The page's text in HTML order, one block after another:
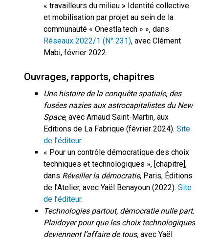
« travailleurs du milieu » Identité collective
et mobilisation par projet au sein de la
communauté « Onestla.tech » », dans
Réseaux 2022/1 (N° 231), avec Clément
Mabi, février 2022.
Ouvrages, rapports, chapitres
Une histoire de la conquête spatiale, des
fusées nazies aux astrocapitalistes du New
Space, avec Arnaud Saint-Martin, aux
Editions de La Fabrique (février 2024). Site
de l’éditeur.
« Pour un contrôle démocratique des choix
techniques et technologiques », [chapitre],
dans Réveiller la démocratie, Paris, Éditions
de l’Atelier, avec Yaël Benayoun (2022). Site
de l’éditeur.
Technologies partout, démocratie nulle part.
Plaidoyer pour que les choix technologiques
deviennent l’affaire de tous, avec Yaël